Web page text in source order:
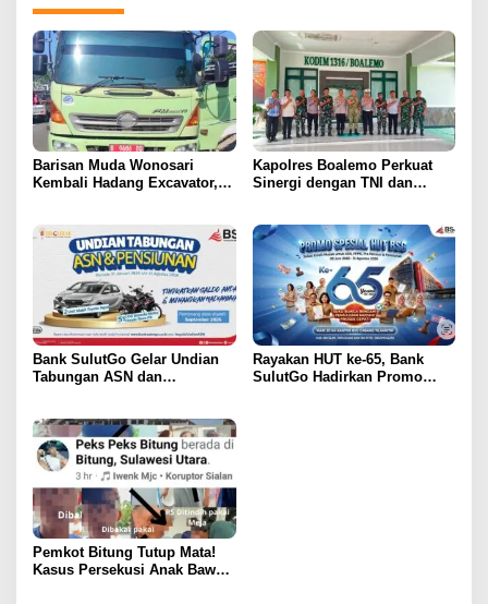
Barisan Muda Wonosari
Kembali Hadang Excavator,
Kapolres Boalemo Perkuat
Sinergi dengan TNI dan
Bank SulutGo Gelar Undian
Tabungan ASN dan
Rayakan HUT ke-65, Bank
SulutGo Hadirkan Promo
Pemkot Bitung Tutup Mata!
Kasus Persekusi Anak Bawah